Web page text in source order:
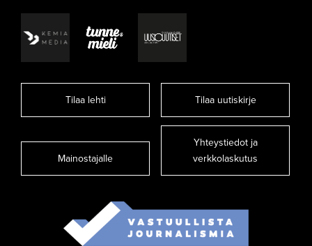
Tilaa lehti Tilaa uutiskirje
Mainostajalle
Yhteystiedot ja
verkkolaskutus